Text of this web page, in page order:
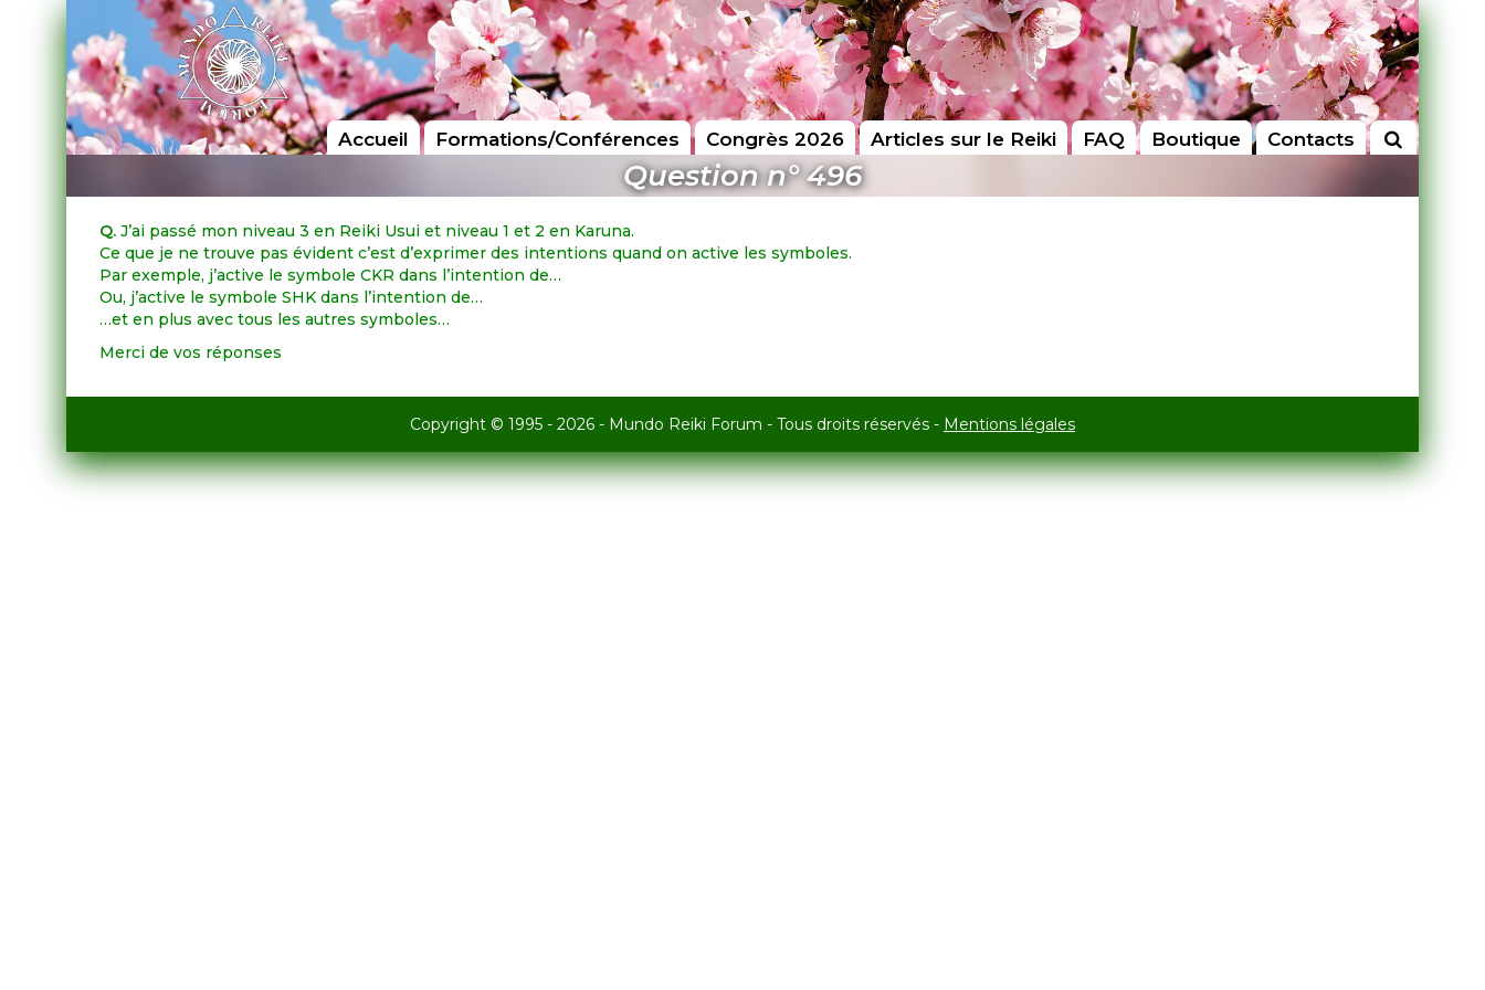
Accueil Formations/Conférences Congrès 2026 Articles sur le Reiki FAQ Boutique Contacts
Question n° 496
Q. J’ai passé mon niveau 3 en Reiki Usui et niveau 1 et 2 en Karuna.
Ce que je ne trouve pas évident c’est d’exprimer des intentions quand on active les symboles.
Par exemple, j’active le symbole CKR dans l’intention de…
Ou, j’active le symbole SHK dans l’intention de…
…et en plus avec tous les autres symboles…
Merci de vos réponses
Copyright © 1995 - 2026 - Mundo Reiki Forum - Tous droits réservés - Mentions légales